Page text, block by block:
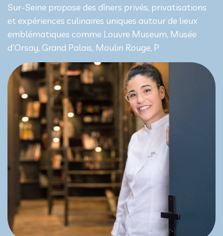
Sur-Seine propose des dîners privés, privatisations
et expériences culinaires uniques autour de lieux
emblématiques comme Louvre Museum, Musée
d'Orsay, Grand Palais, Moulin Rouge, P